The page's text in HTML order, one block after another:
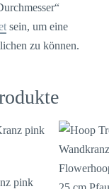
sein, um eine
zu können.
pink